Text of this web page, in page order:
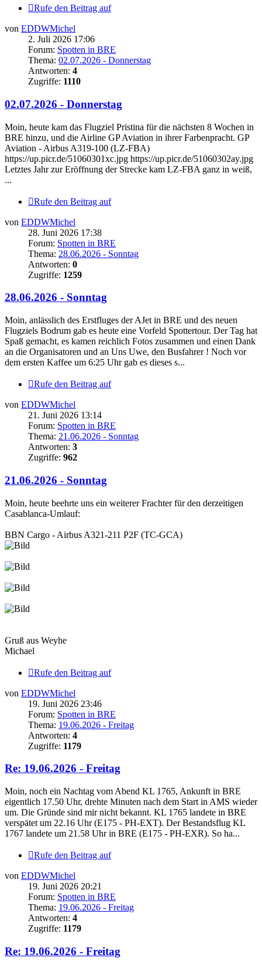
Rufe den Beitrag auf
von EDDWMichel
2. Juli 2026 17:06
Forum: Spotten in BRE
Thema: 02.07.2026 - Donnerstag
Antworten: 4
Zugriffe: 1110
02.07.2026 - Donnerstag
Moin, heute kam das Flugziel Pristina für die nächsten 8 Wochen in
BRE hinzu, und die Airline GP Aviation in ihrer Farbenpracht. GP
Aviation - Airbus A319-100 (LZ-FBA)
https://up.picr.de/51060301xc.jpg https://up.picr.de/51060302ay.jpg
Letztes Jahr zur Eröffnung der Strecke kam LZ-FBA ganz in weiß,
...
Rufe den Beitrag auf
von EDDWMichel
28. Juni 2026 17:38
Forum: Spotten in BRE
Thema: 28.06.2026 - Sonntag
Antworten: 0
Zugriffe: 1259
28.06.2026 - Sonntag
Moin, anlässlich des Erstfluges der AJet in BRE und des neuen
Flugziels Bodrum gab es heute eine Vorfeld Spottertour. Der Tag hat
Spaß gemacht, es kamen reichlich Fotos zusammen und einen Dank
an die Organisatoren und an Uns Uwe, den Busfahrer ! Noch vor
dem ersten Kaffee um 6:25 Uhr gab es dieses s...
Rufe den Beitrag auf
von EDDWMichel
21. Juni 2026 13:14
Forum: Spotten in BRE
Thema: 21.06.2026 - Sonntag
Antworten: 3
Zugriffe: 962
21.06.2026 - Sonntag
Moin, heute beehrte uns ein weiterer Frachter für den derzeitigen
Casablanca-Umlauf:
BBN Cargo - Airbus A321-211 P2F (TC-GCA)
Gruß aus Weyhe
Michael
Rufe den Beitrag auf
von EDDWMichel
19. Juni 2026 23:46
Forum: Spotten in BRE
Thema: 19.06.2026 - Freitag
Antworten: 4
Zugriffe: 1179
Re: 19.06.2026 - Freitag
Moin, noch ein Nachtag vom Abend KL 1765, Ankunft in BRE
eigentlich 17.50 Uhr, drehte Minuten nach dem Start in AMS wieder
um. Die Gründe sind mir nicht bekannt. KL 1765 landete in BRE
verspätet um 22.16 Uhr (E175 - PH-EXT). Der Bestandsflug KL
1767 landete um 21.58 Uhr in BRE (E175 - PH-EXR). So ha...
Rufe den Beitrag auf
von EDDWMichel
19. Juni 2026 20:21
Forum: Spotten in BRE
Thema: 19.06.2026 - Freitag
Antworten: 4
Zugriffe: 1179
Re: 19.06.2026 - Freitag